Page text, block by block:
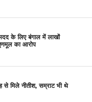
के लिए बंगाल में लाखों
का आरोप
से मिले नीतीश, सम्राट भी थे